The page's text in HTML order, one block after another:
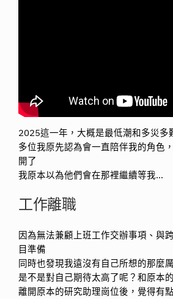
2025這一年，大概是最低潮和多災多
多位我原先認為會一直陪伴我的角色
開了
我原本以為他們會在那裡繼續等我…
工作離職
因為無法兼顧上班工作交辦事項、與
目準備
同時也發現我遠沒有自己所想的那麼
是不是對自己期待太高了呢？和原本
離開原本的研究助理崗位後，覺得有